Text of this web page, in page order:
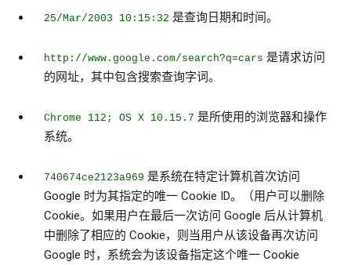
25/Mar/2003 10:15:32 是查询日期和时间。
http://www.google.com/search?q=cars 是请求访问
的网址，其中包含搜索查询字词。
Chrome 112; OS X 10.15.7 是所使用的浏览器和操作
系统。
740674ce2123a969 是系统在特定计算机首次访问
Google 时为其指定的唯一 Cookie ID。（用户可以删除
Cookie。如果用户在最后一次访问 Google 后从计算机
中删除了相应的 Cookie，则当用户从该设备再次访问
Google 时，系统会为该设备指定这个唯一 Cookie